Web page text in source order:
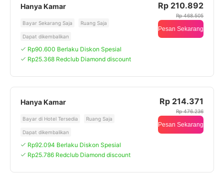
Hanya Kamar
Bayar Sekarang Saja Ruang Saja
Dapat dikembalikan
Rp90.600 Berlaku Diskon Spesial
Rp25.368 Redclub Diamond discount
Rp 210.892
Rp 468.505
Pesan Sekarang
Hanya Kamar
Bayar di Hotel Tersedia Ruang Saja
Dapat dikembalikan
Rp92.094 Berlaku Diskon Spesial
Rp25.786 Redclub Diamond discount
Rp 214.371
Rp 476.236
Pesan Sekarang